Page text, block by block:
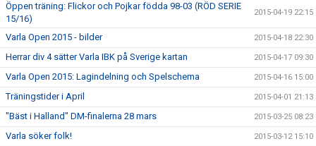
Öppen träning: Flickor och Pojkar födda 98-03 (RÖD SERIE
15/16)
2015-04-19 22:15
Varla Open 2015 - bilder 2015-04-18 22:30
Herrar div 4 sätter Varla IBK på Sverige kartan 2015-04-17 09:30
Varla Open 2015: Lagindelning och Spelschema 2015-04-16 15:00
Träningstider i April 2015-04-01 21:13
"Bäst i Halland" DM-finalerna 28 mars 2015-03-25 08:23
Varla söker folk! 2015-03-12 15:10